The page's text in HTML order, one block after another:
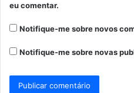
eu comentar.
Notifique-me sobre novos
Notifique-me sobre novas